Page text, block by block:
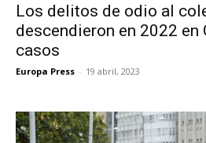
Los delitos de odio al
descendieron en 2022 en
casos
Europa Press - 19 abril, 2023